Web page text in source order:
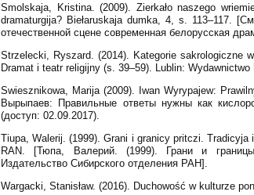
Smolskaja, Kristina. (2009). Zierkało naszego
dramaturgija? Biełaruskaja dumka, 4, s. 113–117.
отечественной сцене современная белорусская
Strzelecki, Ryszard. (2014). Kategorie sakrologiczne
Dramat i teatr religijny (s. 39–59). Lublin: Wydawnictwo
Swiesznikowa, Marija (2009). Iwan Wyrypajew:
Вырыпаев: Правильные ответы нужны как
(доступ: 02.09.2017).
Tiupa, Walerij. (1999). Grani i granicy pritczi.
RAN. [Тюпа, Валерий. (1999). Грани и
Издательство Сибирского отделения РАН].
Wargacki, Stanisław. (2016). Duchowość w kulturze